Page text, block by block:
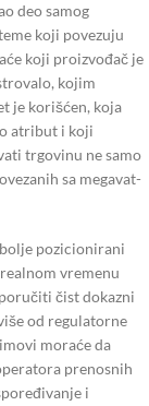
deo samog
koji povezuju
koji proizvođač je
kojim
je korišćen, koja
atribut i koji
trgovinu ne samo
sa megavat-
pozicionirani
vremenu
čist dokazni
od regulatorne
moraće da
prenosnih
i